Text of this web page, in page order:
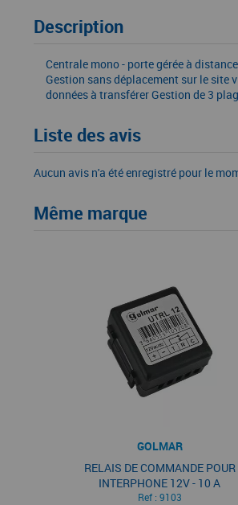
Description
Centrale mono - porte gérée à
Gestion sans déplacement sur le site
données à transférer Gestion de 3
Liste des avis
Aucun avis n'a été enregistré pour le
Même marque
GOLMAR
RELAIS DE COMMANDE POUR
INTERPHONE 12V - 10 A
Ref : 9103